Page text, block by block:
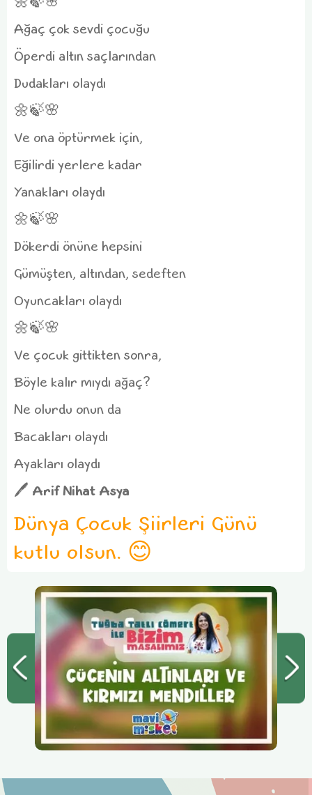
Ağaç çok sevdi çocuğu
Öperdi altın saçlarından
Dudakları olaydı
🌼🍃🌸
Ve ona öptürmek için,
Eğilirdi yerlere kadar
Yanakları olaydı
🌼🍃🌸
Dökerdi önüne hepsini
Gümüşten, altından, sedeften
Oyuncakları olaydı
🌼🍃🌸
Ve çocuk gittikten sonra,
Böyle kalır mıydı ağaç?
Ne olurdu onun da
Bacakları olaydı
Ayakları olaydı
🖊 Arif Nihat Asya
Dünya Çocuk Şiirleri Günü
kutlu olsun. 😊